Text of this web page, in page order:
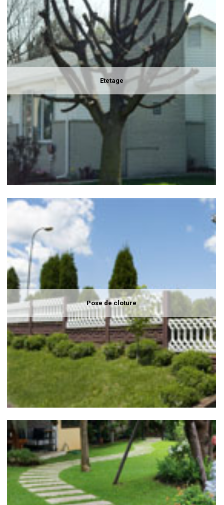
Etetage
Pose de cloture